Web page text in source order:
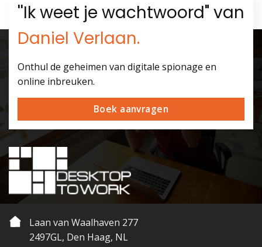
''Ik weet je wachtwoord" van
Daniel Verlaan.
Onthul de geheimen van digitale spionage en
online inbreuken.
Boek aanvragen
Laan van Waalhaven 277
2497GL, Den Haag, NL